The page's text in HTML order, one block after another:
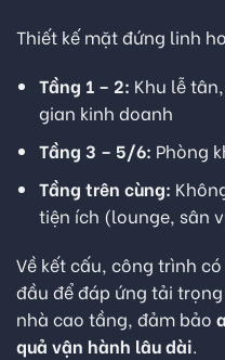
Thiết kế mặt đứng linh
Tầng 1 – 2: Khu lễ
gian kinh doanh
Tầng 3 – 5/6: Phòng
Tầng trên cùng:
tiện ích (lounge, sân
Về kết cấu, công trình
đầu để đáp ứng tải
nhà cao tầng, đảm bảo
quả vận hành lâu dài.